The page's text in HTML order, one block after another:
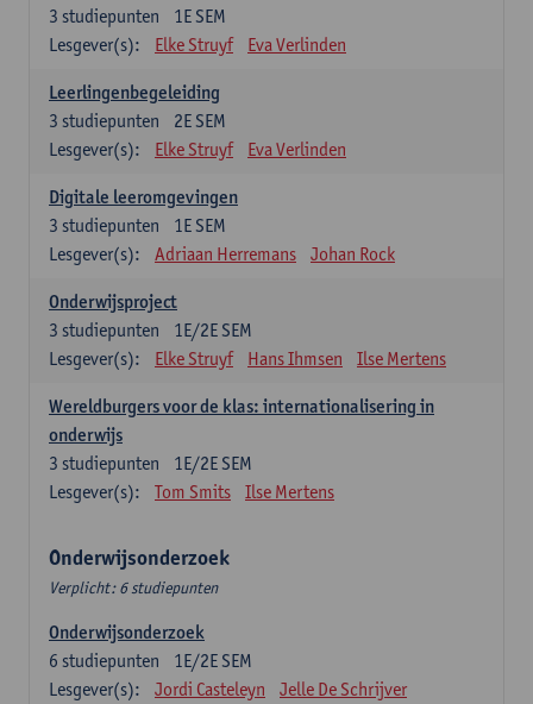
1E SEM
3 studiepunten
Lesgever(s):
Elke Struyf Eva Verlinden
Leerlingenbegeleiding
2E SEM
3 studiepunten
Lesgever(s):
Elke Struyf Eva Verlinden
Digitale leeromgevingen
1E SEM
3 studiepunten
Lesgever(s):
Adriaan Herremans Johan Rock
Onderwijsproject
1E/2E SEM
3 studiepunten
Lesgever(s):
Elke Struyf Hans Ihmsen Ilse Mertens
Wereldburgers voor de klas: internationalisering in
onderwijs
1E/2E SEM
3 studiepunten
Lesgever(s):
Tom Smits Ilse Mertens
Onderwijsonderzoek
Verplicht: 6 studiepunten
Onderwijsonderzoek
1E/2E SEM
6 studiepunten
Lesgever(s):
Jordi Casteleyn Jelle De Schrijver